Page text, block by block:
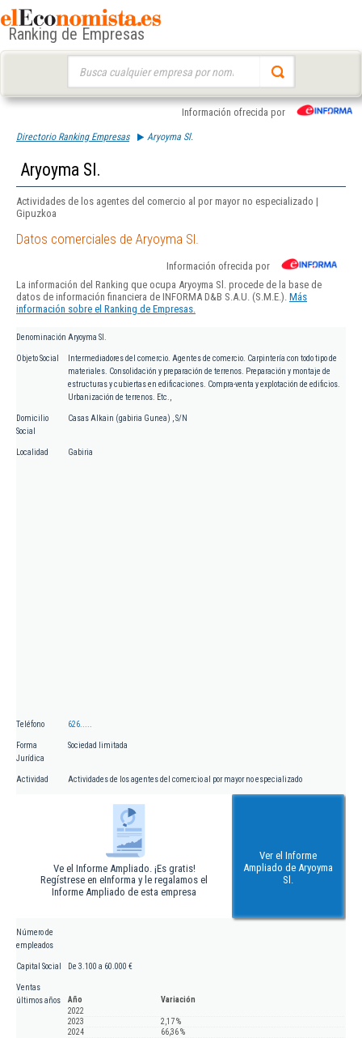
Ranking de Empresas
Información ofrecida por
Directorio Ranking Empresas Aryoyma Sl.
Aryoyma Sl.
Actividades de los agentes del comercio al por mayor no especializado |
Gipuzkoa
Datos comerciales de Aryoyma Sl.
Información ofrecida por
La información del Ranking que ocupa Aryoyma Sl. procede de la base de
datos de información financiera de INFORMA D&B S.A.U. (S.M.E.). Más
información sobre el Ranking de Empresas.
Denominación Aryoyma Sl.
Objeto Social
Intermediadores del comercio. Agentes de comercio. Carpintería con todo tipo de
materiales. Consolidación y preparación de terrenos. Preparación y montaje de
estructuras y cubiertas en edificaciones. Compra-venta y explotación de edificios.
Urbanización de terrenos. Etc.,
Domicilio
Social
Casas Alkain (gabiria Gunea) , S/N
Localidad Gabiria
Teléfono 626.....
Forma
Jurídica
Sociedad limitada
Actividad Actividades de los agentes del comercio al por mayor no especializado
Ve el Informe Ampliado. ¡Es gratis!
Regístrese en eInforma y le regalamos el
Informe Ampliado de esta empresa
Ver el Informe
Ampliado de Aryoyma
Sl.
Número de
empleados
Capital Social De 3.100 a 60.000 €
Ventas
últimos años
Año
Variación
2022
2023
2,17 %
2024
66,36 %